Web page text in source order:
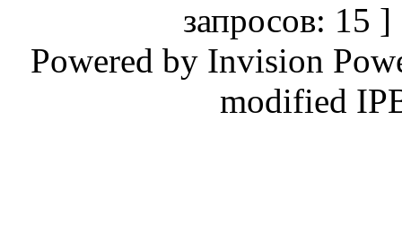
запросов:
Powered by Invision
modified